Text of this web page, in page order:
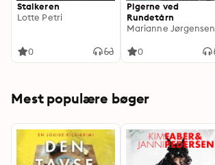
Stalkeren
Lotte Petri
0
Pigerne ved
Rundetårn
Marianne Jørgensen
0
Mest populære bøger